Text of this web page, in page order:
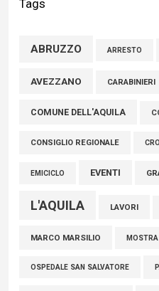
viabilità per il completamento
Rdc, Testa (FDI): Eredità
Tags
ABRUZZO ARRESTO
AVEZZANO CARABINIERI
COMUNE DELL'AQUILA
CONSIGLIO REGIONALE
EMICICLO EVENTI
L'AQUILA LAVORI
MARCO MARSILIO MOSTRA
OSPEDALE SAN SALVATORE